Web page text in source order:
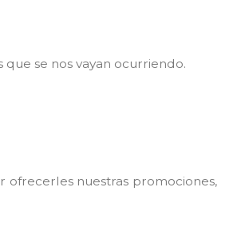
se nos vayan ocurriendo.
ofrecerles nuestras promociones,